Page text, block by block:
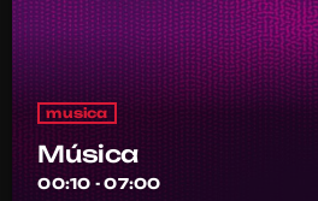
musica
Música
00:10 - 07:00